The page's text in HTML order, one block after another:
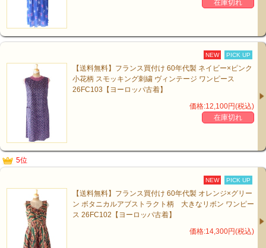
在庫切れ
NEW PICK UP
【送料無料】フランス買付け 60年代製 ネイビー×ピンク
小花柄 スモッキング刺繍 ヴィンテージ ワンピース
26FC103【ヨーロッパ古着】
価格:12,100円(税込)
在庫切れ
5位
NEW PICK UP
【送料無料】フランス買付け 60年代製 オレンジ×グリー
ン ボタニカルアブストラクト柄 大きなリボン ワンピー
ス 26FC102【ヨーロッパ古着】
価格:14,300円(税込)